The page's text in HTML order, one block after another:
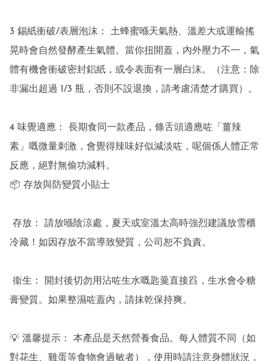
3 錫紙衝破/表層泡沫： 土蜂蜜喺天氣熱、溫差大或運輸搖
晃時會自然發酵產生氣體。當你扭開蓋，內外壓力不一，氣
體有機會衝破密封鋁紙，或令表面有一層白沫。（注意：除
非漏出超過 1/3 瓶，否則不設退換，請考慮清楚才購買）。
4 味覺適應： 長期食同一款產品，條舌頭適應咗「薑辣
素」嘅微量刺激，會覺得辣味好似減淡咗，呢個係人體正常
反應，絕對無偷功減料。
📦 存放與防變質小貼士
冷藏！如因存放不當導致變質，公司恕不負責。
膏變質。如果整濕咗蓋內，請抹乾保持爽。
💡 溫馨提示： 本產品是天然營養食品。每人體質不同（如
對花生、雞蛋等食物會過敏者），使用時請注意身體狀況，